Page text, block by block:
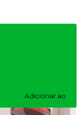
Adicionar ao